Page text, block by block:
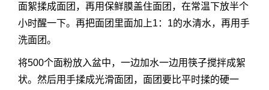
面絮揉成面团，再用保鲜膜盖住面团，在常温下放半个
小时醒一下。再把面团里面加上1：1的水清水，再用手
洗面团。
将500个面粉放入盆中，一边加水一边用筷子搅拌成絮
状。然后用手揉成光滑面团，面团要比平时揉的硬一